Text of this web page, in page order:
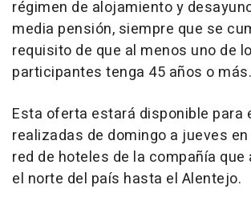
régimen de alojamiento y
media pensión, siempre que se
requisito de que al menos uno de
participantes tenga 45 años o más.
Esta oferta estará disponible para
realizadas de domingo a jueves
red de hoteles de la compañía que
el norte del país hasta el Alentejo.